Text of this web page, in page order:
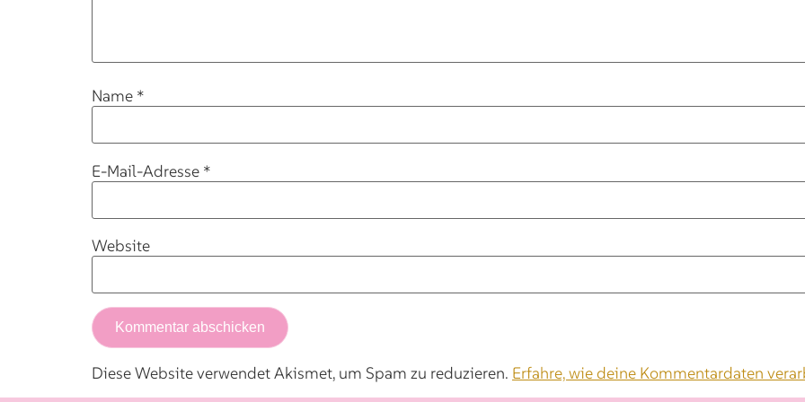
Name *
E-Mail-Adresse *
Website
Diese Website verwendet Akismet, um Spam zu reduzieren. Erfahre, wie deine Kommentardaten